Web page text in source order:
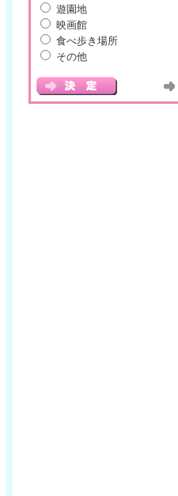
遊園地
映画館
食べ歩き場所
その他